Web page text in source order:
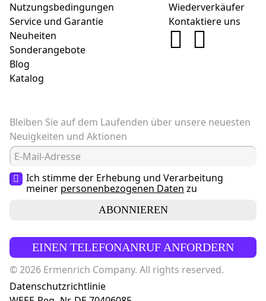
Nutzungsbedingungen
Service und Garantie
Neuheiten
Sonderangebote
Blog
Katalog
Wiederverkäufer
Kontaktiere uns
Bleiben Sie auf dem Laufenden über unsere neuesten
Neuigkeiten und Aktionen
Ich stimme der Erhebung und Verarbeitung
meiner personenbezogenen Daten zu
ABONNIEREN
EINEN TELEFONANRUF ANFORDERN
© 2026 Ermenrich Company. All rights reserved.
Datenschutzrichtlinie